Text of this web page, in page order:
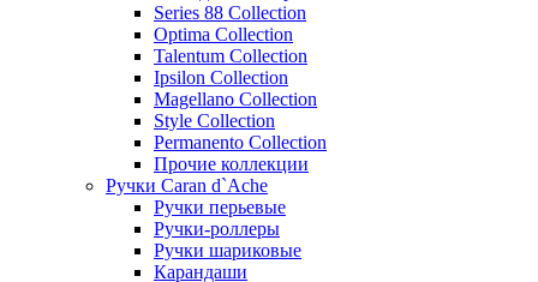
Series 88 Collection
Optima Collection
Talentum Collection
Ipsilon Collection
Magellano Collection
Style Collection
Permanento Collection
Прочие коллекции
Ручки Caran d`Ache
Ручки перьевые
Ручки-роллеры
Ручки шариковые
Карандаши